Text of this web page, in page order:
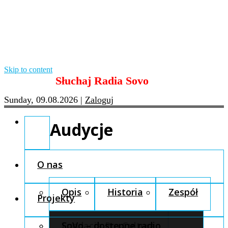
Skip to content
Słuchaj Radia Sovo
Sunday, 09.08.2026 | Zaloguj
O nas
Opis Historia Zespół
Fundacja Pro Cultura
Projekty
SoVo – dostępne radio
Audycje